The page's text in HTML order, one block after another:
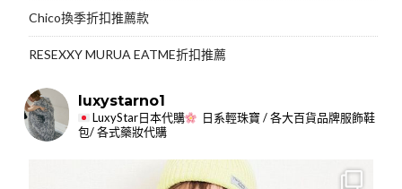
Chico換季折扣推薦款
RESEXXY MURUA EATME折扣推薦
luxystarno1
LuxyStar日本代購
日系輕珠寶 / 各大百貨品牌服飾鞋
包/ 各式藥妝代購